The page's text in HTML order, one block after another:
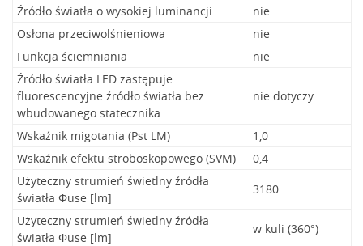
Źródło światła o wysokiej luminancji
nie
Osłona przeciwolśnieniowa
nie
Funkcja ściemniania
nie
Źródło światła LED zastępuje
fluorescencyjne źródło światła bez
wbudowanego statecznika
nie dotyczy
Wskaźnik migotania (Pst LM)
1,0
Wskaźnik efektu stroboskopowego (SVM)
0,4
Użyteczny strumień świetlny źródła
światła Φuse [lm]
3180
Użyteczny strumień świetlny źródła
światła Φuse [lm]
w kuli (360°)